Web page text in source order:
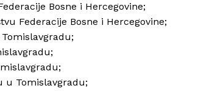
Bosne i Hercegovine;
Federacije Bosne i Hercegovine;
u Tomislavgradu;